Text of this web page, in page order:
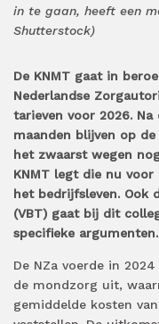
in te gaan, heeft een
Shutterstock)
De KNMT gaat in
Nederlandse
tarieven voor 2026.
maanden blijven op
het zwaarst wegen
KNMT legt die nu voor
het bedrijfsleven. Ook
(VBT) gaat bij dit
specifieke argumenten.
De NZa voerde in
de mondzorg uit,
gemiddelde kosten